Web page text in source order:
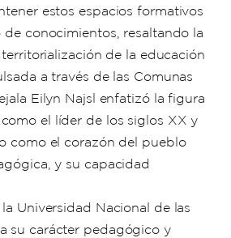
estos espacios formativos
conocimientos, resaltando la
de la educación
a través de las Comunas
Eilyn Najsl enfatizó la figura
el líder de los siglos XX y
como el corazón del pueblo
y su capacidad
Universidad Nacional de las
su carácter pedagógico y